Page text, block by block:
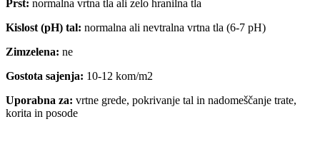
Prst: normalna vrtna tla ali zelo hranilna tla
Kislost (pH) tal: normalna ali nevtralna vrtna tla (6-7 pH)
Zimzelena: ne
Gostota sajenja: 10-12 kom/m2
Uporabna za: vrtne grede, pokrivanje tal in nadomeščanje trate,
korita in posode